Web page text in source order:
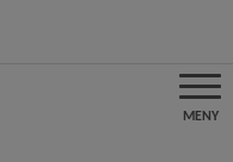
MENY